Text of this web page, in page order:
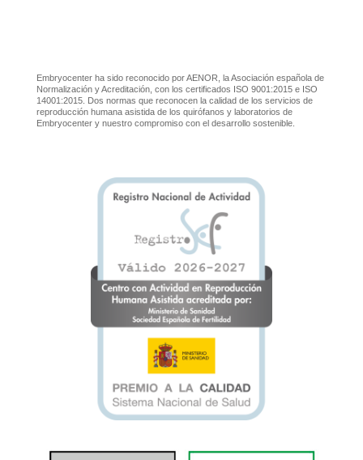
Embryocenter ha sido reconocido por AENOR, la Asociación española de
Normalización y Acreditación, con los certificados ISO 9001:2015 e ISO
14001:2015. Dos normas que reconocen la calidad de los servicios de
reproducción humana asistida de los quirófanos y laboratorios de
Embryocenter y nuestro compromiso con el desarrollo sostenible.